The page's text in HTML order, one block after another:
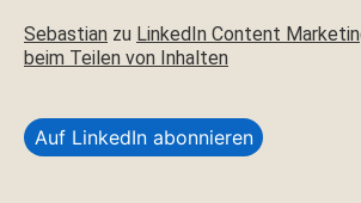
Sebastian zu LinkedIn Content
beim Teilen von Inhalten
Auf LinkedIn abonnieren